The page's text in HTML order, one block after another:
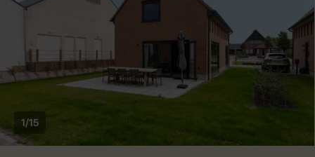
1/15